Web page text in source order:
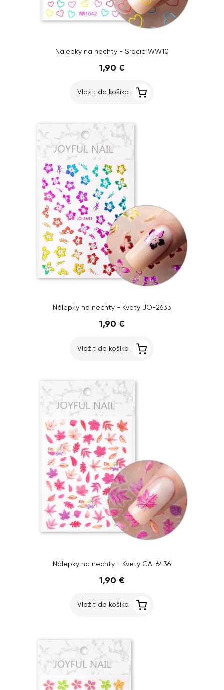
Nálepky na nechty - Srdcia WW10
1,90 €
Vložiť do košíka
Nálepky na nechty - Kvety JO-2633
1,90 €
Vložiť do košíka
Nálepky na nechty - Kvety CA-6436
1,90 €
Vložiť do košíka